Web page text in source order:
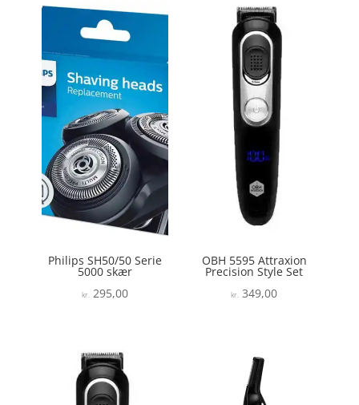
Philips SH50/50 Serie
5000 skær
kr. 295,00
OBH 5595 Attraxion
Precision Style Set
kr. 349,00